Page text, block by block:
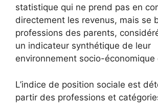
statistique qui ne prend pas en
directement les revenus, mais se
professions des parents,
un indicateur synthétique de leur
environnement socio-économique
L’indice de position sociale est
partir des professions et